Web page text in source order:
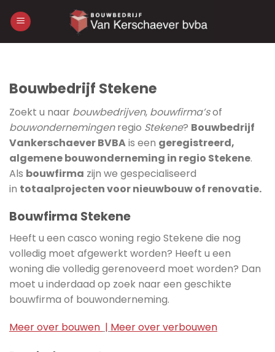
Bouwbedrijf Stekene
Zoekt u naar bouwbedrijven, bouwfirma’sof
bouwondernemingenregio Stekene? Bouwbedrijf
Vankerschaever BVBAis een geregistreerd,
algemene bouwonderneming in regio Stekene.
Als bouwfirma zijn we gespecialiseerd
in totaalprojecten voor nieuwbouw of renovatie.
Bouwfirma Stekene
Heeft u een casco woning regio Stekene die nog
volledig moet afgewerkt worden? Heeft u een
woning die volledig gerenoveerd moet worden? Dan
moet u inderdaad op zoek naar een geschikte
bouwfirma of bouwonderneming.
Meer over bouwen | Meer over verbouwen